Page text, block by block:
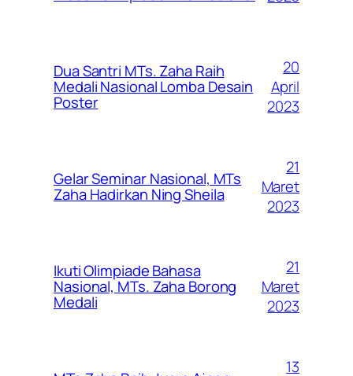
Dua Santri MTs. Zaha Raih
Medali Nasional Lomba Desain
Poster
20
April
2023
Gelar Seminar Nasional, MTs
Zaha Hadirkan Ning Sheila
21
Maret
2023
Ikuti Olimpiade Bahasa
Nasional, MTs. Zaha Borong
Medali
21
Maret
2023
13